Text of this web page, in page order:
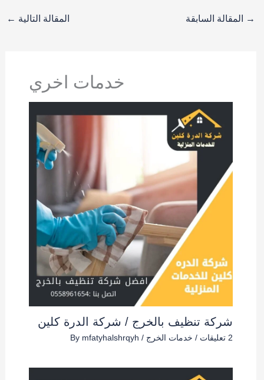
→ المقالة السابقة المقالة التالية ←
خدمات اخري
شركة تنظيف بالخرج / شركة الدرة كلين
2 تعليقات / خدمات الخرج / By
mfatyhalshrqyh